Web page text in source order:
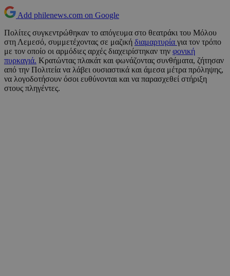
Add philenews.com on Google
Πολίτες συγκεντρώθηκαν το απόγευμα στο θεατράκι του Μόλου
στη Λεμεσό, συμμετέχοντας σε μαζική διαμαρτυρία για τον τρόπο
με τον οποίο οι αρμόδιες αρχές διαχειρίστηκαν την φονική
πυρκαγιά. Κρατώντας πλακάτ και φωνάζοντας συνθήματα, ζήτησαν
από την Πολιτεία να λάβει ουσιαστικά και άμεσα μέτρα πρόληψης,
να λογοδοτήσουν όσοι ευθύνονται και να παρασχεθεί στήριξη
στους πληγέντες.